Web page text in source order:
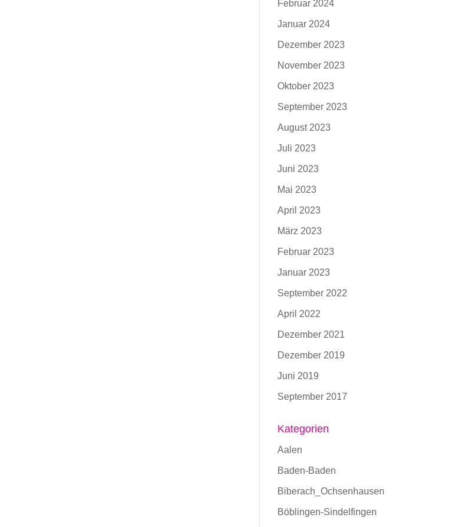
Februar 2024
Januar 2024
Dezember 2023
November 2023
Oktober 2023
September 2023
August 2023
Juli 2023
Juni 2023
Mai 2023
April 2023
März 2023
Februar 2023
Januar 2023
September 2022
April 2022
Dezember 2021
Dezember 2019
Juni 2019
September 2017
Kategorien
Aalen
Baden-Baden
Biberach_Ochsenhausen
Böblingen-Sindelfingen